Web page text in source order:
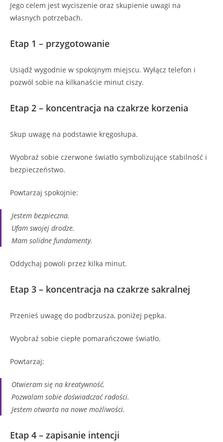
Jego celem jest wyciszenie oraz skupienie uwagi na
własnych potrzebach.
Etap 1 – przygotowanie
Usiądź wygodnie w spokojnym miejscu. Wyłącz telefon i
pozwól sobie na kilkanaście minut ciszy.
Etap 2 – koncentracja na czakrze korzenia
Skup uwagę na podstawie kręgosłupa.
Wyobraź sobie czerwone światło symbolizujące stabilność i
bezpieczeństwo.
Powtarzaj spokojnie:
Jestem bezpieczna.
Ufam swojej drodze.
Mam solidne fundamenty.
Oddychaj powoli przez kilka minut.
Etap 3 – koncentracja na czakrze sakralnej
Przenieś uwagę do podbrzusza, poniżej pępka.
Wyobraź sobie ciepłe pomarańczowe światło.
Powtarzaj:
Otwieram się na kreatywność.
Pozwalam sobie doświadczać radości.
Jestem otwarta na nowe możliwości.
Etap 4 – zapisanie intencji